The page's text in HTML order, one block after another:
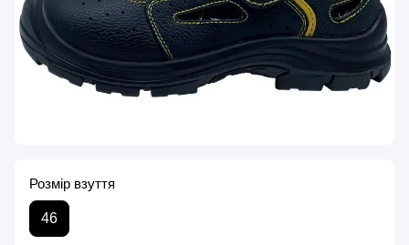
Розмір взуття
46